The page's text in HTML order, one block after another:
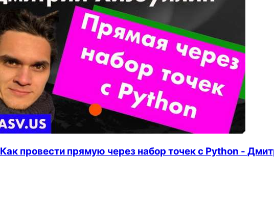
Как провести прямую через набор точек с Python -